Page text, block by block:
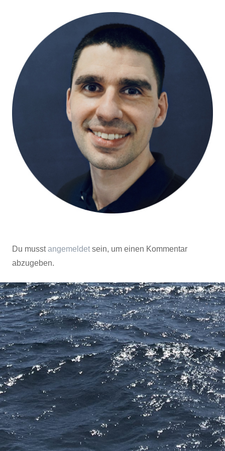
Du musstangemeldet sein, um einen Kommentar
abzugeben.